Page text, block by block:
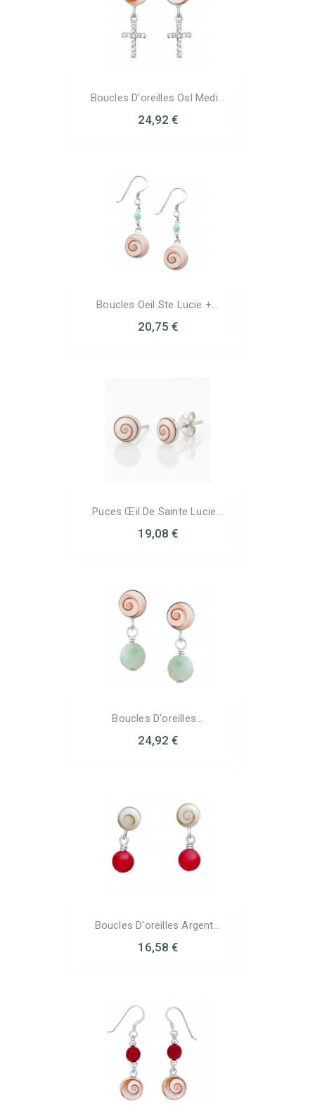
Boucles D'oreilles Osl Medi...
24,92 €
Boucles Oeil Ste Lucie +...
20,75 €
Puces Œil De Sainte Lucie...
19,08 €
Boucles D'oreilles...
24,92 €
Boucles D'oreilles Argent...
16,58 €